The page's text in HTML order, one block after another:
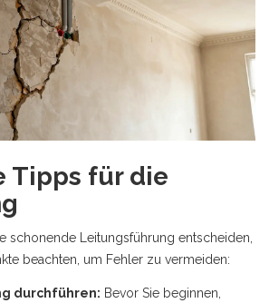
Tipps für die
schonende Leitungsführung entscheiden,
beachten, um Fehler zu vermeiden:
durchführen: Bevor Sie beginnen,